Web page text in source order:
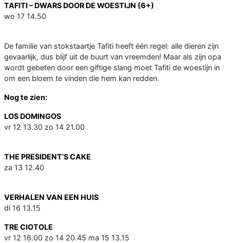
TAFITI – DWARS DOOR DE WOESTIJN (6+)
wo 17 14.50
De familie van stokstaartje Tafiti heeft één regel: alle dieren zijn
gevaarlijk, dus blijf uit de buurt van vreemden! Maar als zijn opa
wordt gebeten door een giftige slang moet Tafiti de woestijn in
om een bloem te vinden die hem kan redden.
Nog te zien:
LOS DOMINGOS
vr 12 13.30 zo 14 21.00
THE PRESIDENT’S CAKE
za 13 12.40
VERHALEN VAN EEN HUIS
di 16 13.15
TRE CIOTOLE
vr 12 16.00 zo 14 20.45 ma 15 13.15